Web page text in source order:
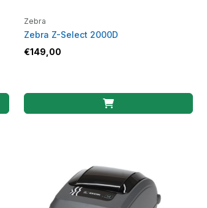
Zebra
Zebra Z-Select 2000D
€149,00